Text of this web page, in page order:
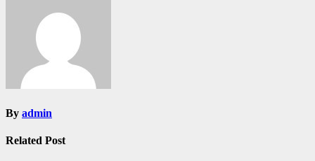
By admin
Related Post